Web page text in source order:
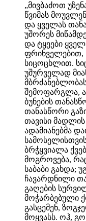
„მივბაძოთ
წვიმას
და ყველას
უშორეს
და ტყეები
ფრინველებით,
სიცოცხლით.
უშურველად
შემოფარგლა,
ბუნების
თანასწორი
თავისი მადლის
ადამიანებმა
ბრჭყვიალა
მოგროვება,
საბაბი გახდა;
ჩავარდნილი
გაღების
მოჭარბებული
გასცემენ,
მოყვასს. ოჰ,